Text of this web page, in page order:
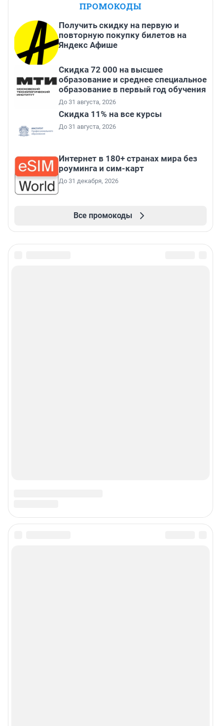
ПРОМОКОДЫ
Получить скидку на первую и
повторную покупку билетов на
Яндекс Афише
Скидка 72 000 на высшее
образование и среднее специальное
образование в первый год обучения
До 31 августа, 2026
Скидка 11% на все курсы
До 31 августа, 2026
Интернет в 180+ странах мира без
роуминга и сим-карт
До 31 декабря, 2026
Все промокоды